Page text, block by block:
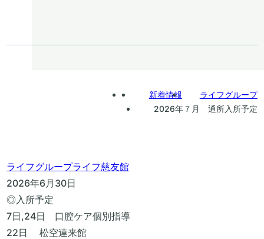
Home新着情報
ライフグループ
2026年７月 通所入所予定
ライフグループライフ慈友館
2026年6月30日
◎入所予定
7日,24日 口腔ケア個別指導
22日 松空連来館